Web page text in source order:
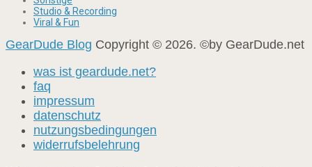
Studio & Recording
Viral & Fun
GearDude Blog Copyright © 2026. ©by GearDude.net
was ist geardude.net?
faq
impressum
datenschutz
nutzungsbedingungen
widerrufsbelehrung